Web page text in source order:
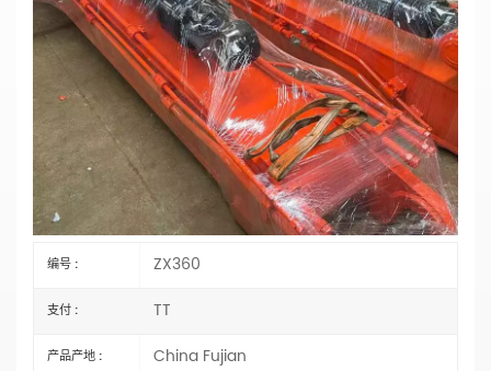
主要参数
型号：ZX360
类型：长臂挖掘机
长度：20米
材料：Q355B 或 Q690D
状态：全新
臂式气缸类型：
外贸类型（外国）
规格：OEM
水桶容量：选择
认证：
CE、ISO9001:2000
编号 : ZX360
支付 : TT
产品产地 : China Fujian